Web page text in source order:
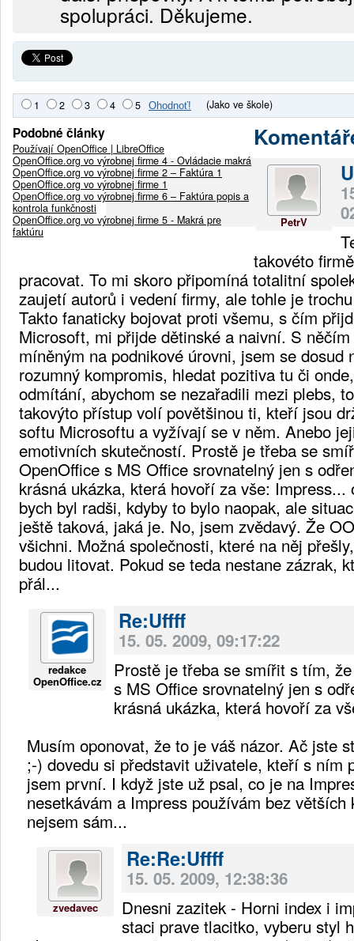
spolupráci. Děkujeme.
1 2 3 4 5 (Jako ve škole)
Podobné články
Používají OpenOffice | LibreOffice
OpenOffice.org vo výrobnej firme 4 - Ovládacie makrá
OpenOffice.org vo výrobnej firme 2 – Faktúra 1
OpenOffice.org vo výrobnej firme 1
OpenOffice.org vo výrobnej firme 6 – Faktúra popis a
kontrola funkčnosti
OpenOffice.org vo výrobnej firme 5 - Makrá pre
faktúru
PetrV
takovéto
pracovat. To mi skoro připomíná totalitní
zaujetí autorů i vedení firmy, ale tohle je
Takto fanaticky bojovat proti všemu, s čím
Microsoft, mi přijde dětinské a naivní. S
míněným na podnikové úrovni, jsem se dosud
rozumný kompromis, hledat pozitiva tu či
odmítání, abychom se nezařadili mezi plebs,
takovýto přístup volí povětšinou ti, kteří jsou
softu Microsoftu a vyžívají se v něm. Anebo
emotivních skutečností. Prostě je třeba se
OpenOffice s MS Office srovnatelný jen s
krásná ukázka, která hovoří za vše: Impress...
bych byl radši, kdyby to bylo naopak, ale
ještě taková, jaká je. No, jsem zvědavý. Že
všichni. Možná společnosti, které na něj
budou litovat. Pokud se teda nestane zázrak,
přál...
redakce
OpenOffice.cz
Re:Uffff
15. 05. 2009, 09:17:22
Prostě je třeba se smířit s tím,
s MS Office srovnatelný jen s
krásná ukázka, která hovoří za
Musím oponovat, že to je váš názor. Ač jste
;-) dovedu si představit uživatele, kteří s ním
jsem první. I když jste už psal, co je na
nesetkávám a Impress používám bez
nejsem sám...
zvedavec
Re:Re:Uffff
15. 05. 2009, 12:38:36
Dnesni zazitek - Horni index i
staci prave tlacitko, vyberu styl